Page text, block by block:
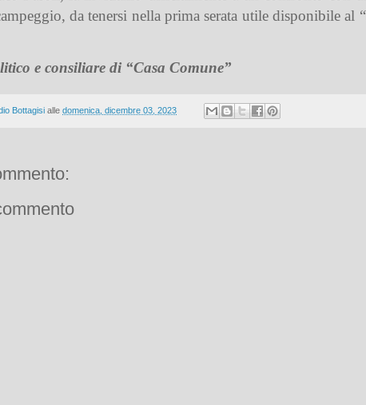
da tenersi nella prima serata utile disponibile
e consiliare di “Casa Comune”
Bottagisi alle domenica, dicembre 03, 2023